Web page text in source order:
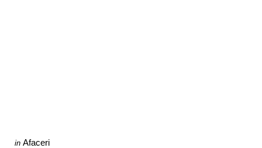
Categories
Posted
in Afaceri